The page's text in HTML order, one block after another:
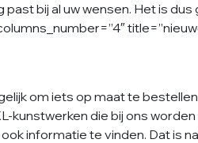
bij al uw wensen. Het is
om iets op maat te
die bij ons
informatie te vinden. Dat is